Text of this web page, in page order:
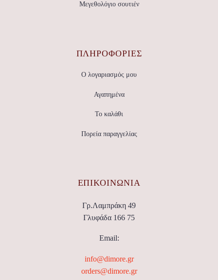
Μεγεθολόγιο σουτιέν
ΠΛΗΡΟΦΟΡΙΕΣ
Ο λογαριασμός μου
Αγαπημένα
Το καλάθι
Πορεία παραγγελίας
ΕΠΙΚΟΙΝΩΝΊΑ
Γρ.Λαμπράκη 49
Γλυφάδα 166 75
Email:
info@dimore.gr
orders@dimore.gr